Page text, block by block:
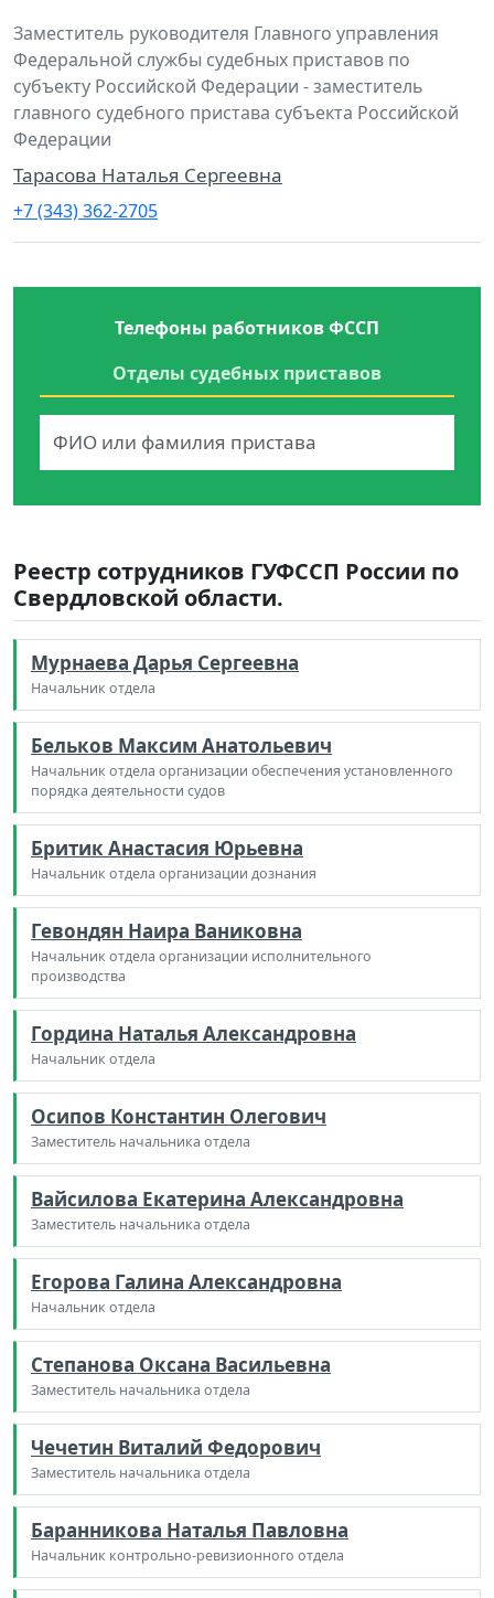
Заместитель руководителя Главного управления
Федеральной службы судебных приставов по
субъекту Российской Федерации - заместитель
главного судебного пристава субъекта Российской
Федерации
Тарасова Наталья Сергеевна
+7 (343) 362-2705
Телефоны работников ФССП
Отделы судебных приставов
Реестр сотрудников ГУФССП России по
Свердловской области.
Мурнаева Дарья Сергеевна
Начальник отдела
Бельков Максим Анатольевич
Начальник отдела организации обеспечения установленного
порядка деятельности судов
Бритик Анастасия Юрьевна
Начальник отдела организации дознания
Гевондян Наира Ваниковна
Начальник отдела организации исполнительного
производства
Гордина Наталья Александровна
Начальник отдела
Осипов Константин Олегович
Заместитель начальника отдела
Вайсилова Екатерина Александровна
Заместитель начальника отдела
Егорова Галина Александровна
Начальник отдела
Степанова Оксана Васильевна
Заместитель начальника отдела
Чечетин Виталий Федорович
Заместитель начальника отдела
Баранникова Наталья Павловна
Начальник контрольно-ревизионного отдела